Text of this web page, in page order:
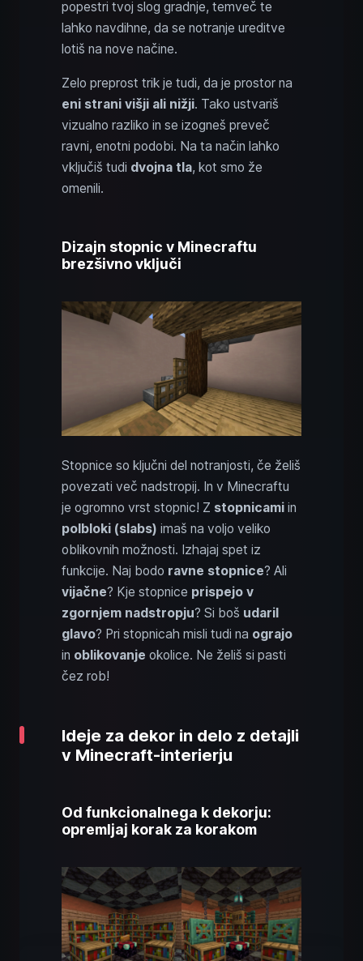
popestri tvoj slog gradnje, temveč te
lahko navdihne, da se notranje ureditve
lotiš na nove načine.
Zelo preprost trik je tudi, da je prostor na
eni strani višji ali nižji. Tako ustvariš
vizualno razliko in se izogneš preveč
ravni, enotni podobi. Na ta način lahko
vključiš tudi dvojna tla, kot smo že
omenili.
Dizajn stopnic v Minecraftu
brezšivno vključi
Stopnice so ključni del notranjosti, če želiš
povezati več nadstropij. In v Minecraftu
je ogromno vrst stopnic! Z stopnicami in
polbloki (slabs) imaš na voljo veliko
oblikovnih možnosti. Izhajaj spet iz
funkcije. Naj bodo ravne stopnice? Ali
vijačne? Kje stopnice prispejo v
zgornjem nadstropju? Si boš udaril
glavo? Pri stopnicah misli tudi na ograjo
in oblikovanje okolice. Ne želiš si pasti
čez rob!
Ideje za dekor in delo z detajli
v Minecraft-interierju
Od funkcionalnega k dekorju:
opremljaj korak za korakom